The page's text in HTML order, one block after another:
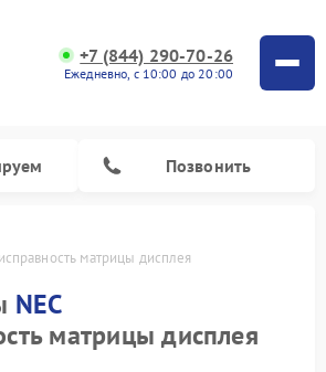
+7 (844) 290-70-26
Ежедневно, с 10:00 до 20:00
Позвонить
матрицы дисплея
NEC
матрицы дисплея